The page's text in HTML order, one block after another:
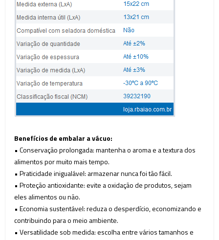
Benefícios de embalar a vácuo:
• Conservação prolongada: mantenha o aroma e a textura dos
alimentos por muito mais tempo.
• Praticidade inigualável: armazenar nunca foi tão fácil.
• Proteção antioxidante: evite a oxidação de produtos, sejam
eles alimentos ou não.
• Economia sustentável: reduza o desperdício, economizando e
contribuindo para o meio ambiente.
• Versatilidade sob medida: escolha entre vários tamanhos e